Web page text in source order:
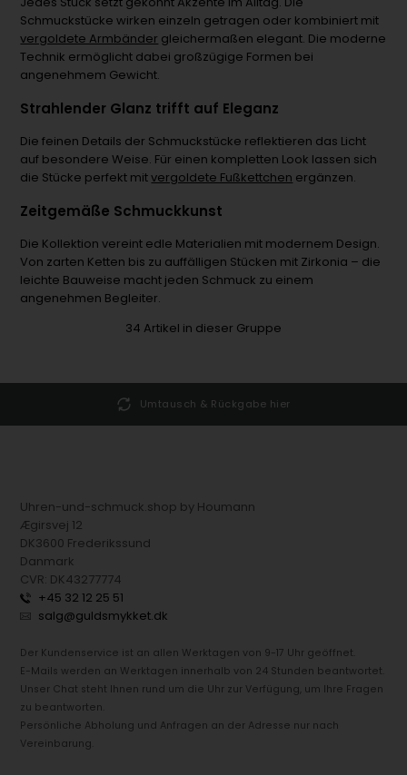
Schmuckstücke wirken einzeln getragen oder kombiniert mit
vergoldete Armbänder gleichermaßen elegant. Die moderne
Technik ermöglicht dabei großzügige Formen bei
angenehmem Gewicht.
Strahlender Glanz trifft auf Eleganz
Die feinen Details der Schmuckstücke reflektieren das Licht
auf besondere Weise. Für einen kompletten Look lassen sich
die Stücke perfekt mitvergoldete Fußkettchen ergänzen.
Zeitgemäße Schmuckkunst
Die Kollektion vereint edle Materialien mit modernem Design.
Von zarten Ketten bis zu auffälligen Stücken mit Zirkonia – die
leichte Bauweise macht jeden Schmuck zu einem
angenehmen Begleiter.
34 Artikel in dieser Gruppe
Umtausch & Rückgabe hier
Uhren-und-schmuck.shop by Houmann
Ægirsvej 12
DK3600 Frederikssund
Danmark
CVR: DK43277774
+45 32 12 25 51
salg@guldsmykket.dk
Der Kundenservice ist an allen Werktagen von 9-17 Uhr geöffnet.
E-Mails werden an Werktagen innerhalb von 24 Stunden beantwortet.
Unser Chat steht Ihnen rund um die Uhr zur Verfügung, um Ihre Fragen
zu beantworten.
Persönliche Abholung und Anfragen an der Adresse nur nach
Vereinbarung.